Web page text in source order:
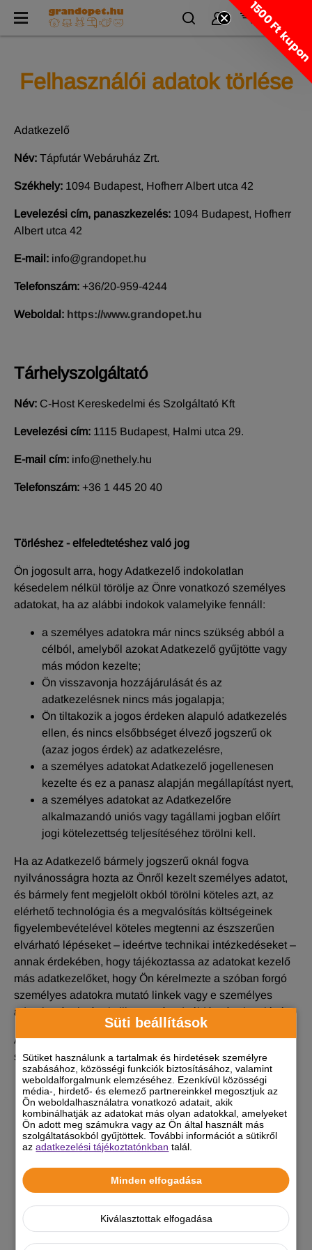
Süti beállítások
Sütiket használunk a tartalmak és hirdetések személyre
szabásához, közösségi funkciók biztosításához, valamint
weboldalforgalmunk elemzéséhez. Ezenkívül közösségi
média-, hirdető- és elemező partnereinkkel megosztjuk az
Ön weboldalhasználatra vonatkozó adatait, akik
kombinálhatják az adatokat más olyan adatokkal, amelyeket
Ön adott meg számukra vagy az Ön által használt más
szolgáltatásokból gyűjtöttek. További információt a sütikről
azadatkezelési tájékoztatónkban talál.
Minden elfogadása
Kiválasztottak elfogadása
Felhasználói adatok törlése
Adatkezelő
Név: Tápfutár Webáruház Zrt.
Székhely: 1094 Budapest, Hofherr Albert utca 42
Levelezési cím, panaszkezelés: 1094 Budapest, Hofherr
Albert utca 42
E-mail: info@grandopet.hu
Telefonszám: +36/20-959-4244
Weboldal: https://www.grandopet.hu
Tárhelyszolgáltató
Név: C-Host Kereskedelmi és Szolgáltató Kft
Levelezési cím: 1115 Budapest, Halmi utca 29.
E-mail cím: info@nethely.hu
Telefonszám: +36 1 445 20 40
Törléshez - elfeledtetéshez való jog
Ön jogosult arra, hogy Adatkezelő indokolatlan
késedelem nélkül törölje az Önre vonatkozó személyes
adatokat, ha az alábbi indokok valamelyike fennáll:
a személyes adatokra már nincs szükség abból a
célból, amelyből azokat Adatkezelő gyűjtötte vagy
más módon kezelte;
Ön visszavonja hozzájárulását és az
adatkezelésnek nincs más jogalapja;
Ön tiltakozik a jogos érdeken alapuló adatkezelés
ellen, és nincs elsőbbséget élvező jogszerű ok
(azaz jogos érdek) az adatkezelésre,
a személyes adatokat Adatkezelő jogellenesen
kezelte és ez a panasz alapján megállapítást nyert,
a személyes adatokat az Adatkezelőre
alkalmazandó uniós vagy tagállami jogban előírt
jogi kötelezettség teljesítéséhez törölni kell.
Ha az Adatkezelő bármely jogszerű oknál fogva
nyilvánosságra hozta az Önről kezelt személyes adatot,
és bármely fent megjelölt okból törölni köteles azt, az
elérhető technológia és a megvalósítás költségeinek
figyelembevételével köteles megtenni az észszerűen
elvárható lépéseket – ideértve technikai intézkedéseket –
annak érdekében, hogy tájékoztassa az adatokat kezelő
más adatkezelőket, hogy Ön kérelmezte a szóban forgó
személyes adatokra mutató linkek vagy e személyes
adatok másolatának, illetve másodpéldányának törlését.
A törlés nem alkalmazandó, amennyiben az adatkezelés
szükséges:
a véleménynyilvánítás szabadságához és a
tájékozódáshoz való jog gyakorlása céljából;
a személyes adatok kezelését előíró, az
adatkezelőre alkalmazandó uniós vagy tagállami
jog szerinti kötelezettség teljesítése (ilyen eset a
számlázás keretében megvalósuló adatkezelés,
mivel a számla megőrzését jogszabály írja elő),
közhatalmi jogosítvány gyakorlása keretében
végzett feladat végrehajtása céljából;
1500 Ft